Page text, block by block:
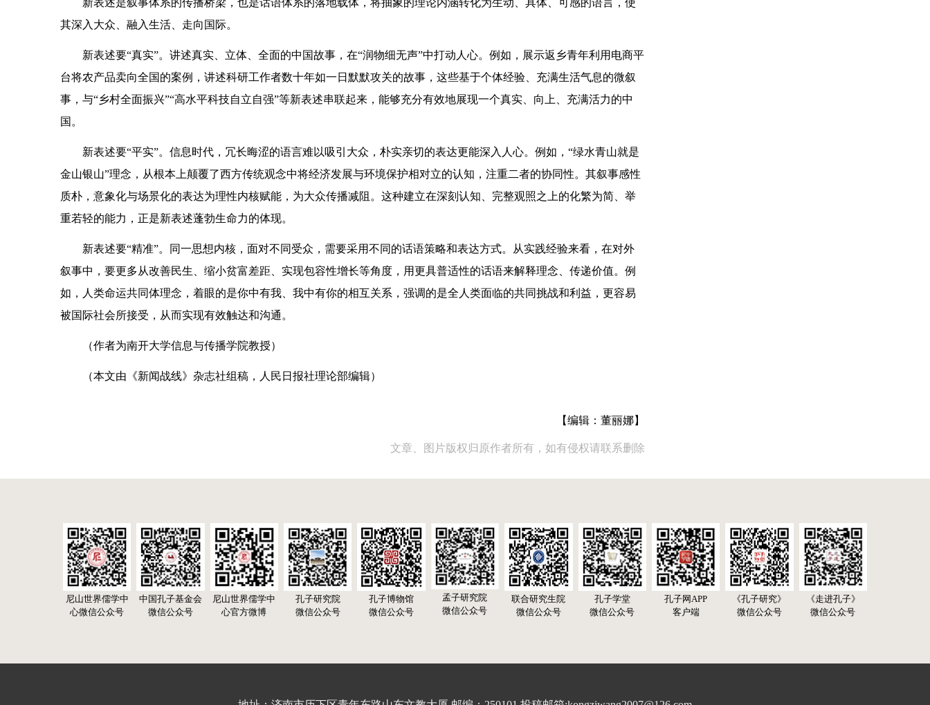
其深入大众、融入生活、走向国际。
新表述要“真实”。讲述真实、立体、全面的中国故事，在“润物细无声”中打动人心。例如，展示返乡青年利用电商平
台将农产品卖向全国的案例，讲述科研工作者数十年如一日默默攻关的故事，这些基于个体经验、充满生活气息的微叙
事，与“乡村全面振兴”“高水平科技自立自强”等新表述串联起来，能够充分有效地展现一个真实、向上、充满活力的中
国。
新表述要“平实”。信息时代，冗长晦涩的语言难以吸引大众，朴实亲切的表达更能深入人心。例如，“绿水青山就是
金山银山”理念，从根本上颠覆了西方传统观念中将经济发展与环境保护相对立的认知，注重二者的协同性。其叙事感性
质朴，意象化与场景化的表达为理性内核赋能，为大众传播减阻。这种建立在深刻认知、完整观照之上的化繁为简、举
重若轻的能力，正是新表述蓬勃生命力的体现。
新表述要“精准”。同一思想内核，面对不同受众，需要采用不同的话语策略和表达方式。从实践经验来看，在对外
叙事中，要更多从改善民生、缩小贫富差距、实现包容性增长等角度，用更具普适性的话语来解释理念、传递价值。例
如，人类命运共同体理念，着眼的是你中有我、我中有你的相互关系，强调的是全人类面临的共同挑战和利益，更容易
被国际社会所接受，从而实现有效触达和沟通。
（作者为南开大学信息与传播学院教授）
（本文由《新闻战线》杂志社组稿，人民日报社理论部编辑）
【编辑：董丽娜】
文章、图片版权归原作者所有，如有侵权请联系删除
尼山世界儒学中
心微信公众号
中国孔子基金会
微信公众号
尼山世界儒学中
心官方微博
孔子研究院
微信公众号
孔子博物馆
微信公众号
孟子研究院
微信公众号
联合研究生院
微信公众号
孔子学堂
微信公众号
孔子网APP
客户端
《孔子研究》
微信公众号
《走进孔子》
微信公众号